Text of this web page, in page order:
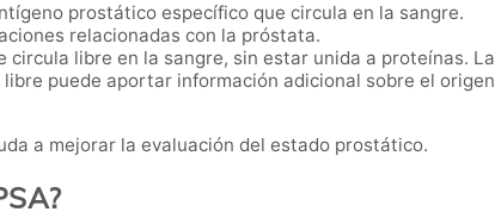
prostático específico que circula en la sangre.
relacionadas con la próstata.
circula libre en la sangre, sin estar unida a proteínas. La
puede aportar información adicional sobre el origen
a mejorar la evaluación del estado prostático.